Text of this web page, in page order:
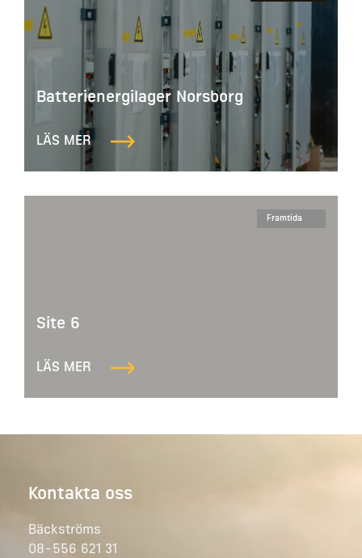
Batterienergilager Norsborg
LÄS MER
Framtida
Site 6
LÄS MER
Kontakta oss
Bäckströms
08-556 621 31